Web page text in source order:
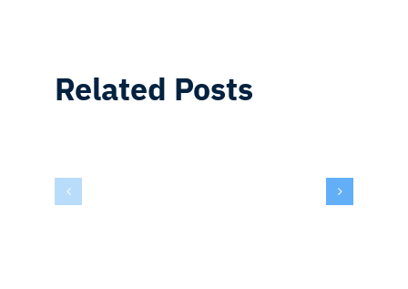
Related Posts